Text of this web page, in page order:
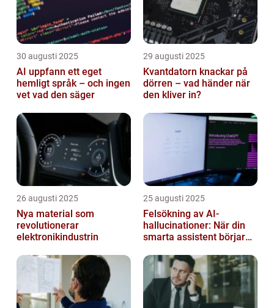
30 augusti 2025
AI uppfann ett eget
hemligt språk – och ingen
vet vad den säger
29 augusti 2025
Kvantdatorn knackar på
dörren – vad händer när
den kliver in?
26 augusti 2025
Nya material som
revolutionerar
elektronikindustrin
25 augusti 2025
Felsökning av AI-
hallucinationer: När din
smarta assistent börjar